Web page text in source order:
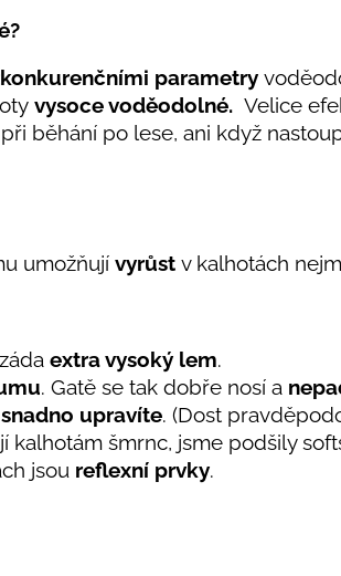
parametry
vysoce voděodolné. Velice
běhání po lese, ani když
umožňují vyrůst v kalhotách
extra vysoký lem.
. Gatě se tak dobře nosí a
snadno upravíte. (Dost
kalhotám šmrnc, jsme podšily
jsou reflexní prvky.